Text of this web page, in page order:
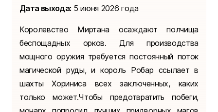
Дата выхода: 5 июня 2026 года
Королевство Миртана осаждают полчища
беспощадных орков. Для производства
мощного оружия требуется постоянный поток
магической руды, и король Робар ссылает в
шахты Хориниса всех заключенных, каких
только может.Чтобы предотвратить побеги,